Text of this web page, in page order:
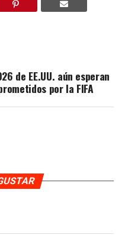
de EE.UU. aún esperan
por la FIFA